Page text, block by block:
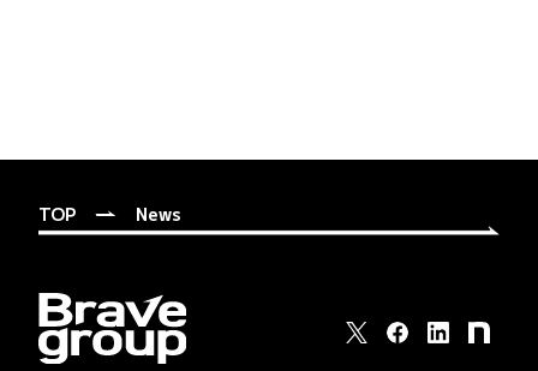
TOP News